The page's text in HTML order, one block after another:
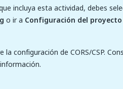
incluya esta actividad, debes
o ir a Configuración del proyecto
configuración de CORS/CSP.